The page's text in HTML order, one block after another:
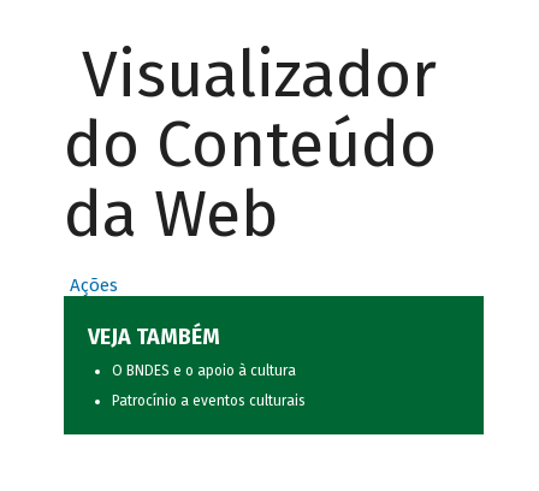
Visualizador
do Conteúdo
da Web
Ações
VEJA TAMBÉM
O BNDES e o apoio à cultura
Patrocínio a eventos culturais